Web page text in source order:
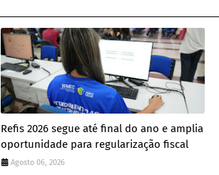
Refis 2026 segue até final do ano e amplia
oportunidade para regularização fiscal
Agosto 06, 2026